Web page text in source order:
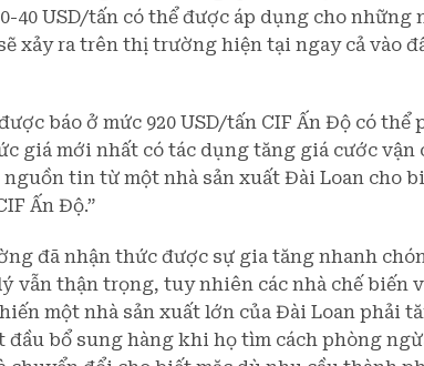
40 USD/tấn có thể được áp dụng cho những
xảy ra trên thị trường hiện tại ngay cả vào
báo ở mức 920 USD/tấn CIF Ấn Độ có thể
giá mới nhất có tác dụng tăng giá cước vận
tin từ một nhà sản xuất Đài Loan cho
Ấn Độ.”
đã nhận thức được sự gia tăng nhanh
vẫn thận trọng, tuy nhiên các nhà chế biến
một nhà sản xuất lớn của Đài Loan phải
bổ sung hàng khi họ tìm cách phòng